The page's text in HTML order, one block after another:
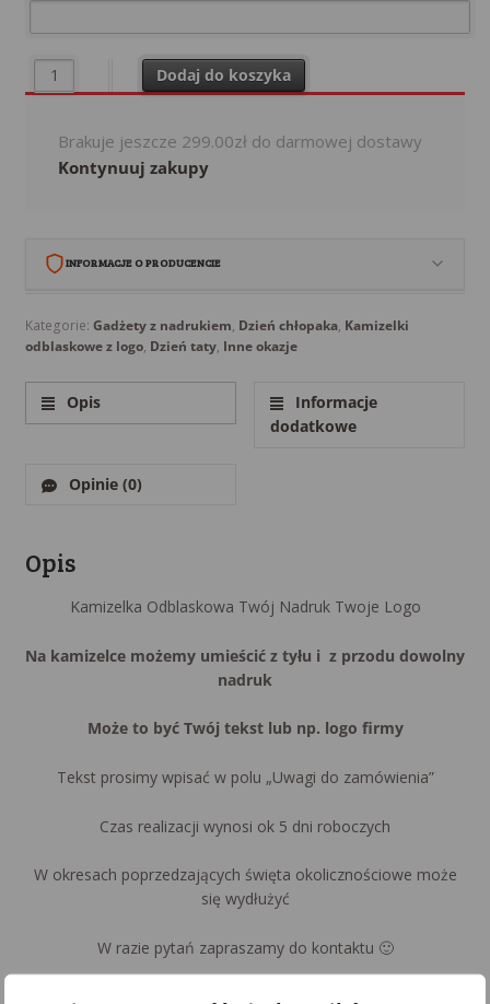
ilość Kamizelka Odblaskowa Twój Nadruk Twoje Logo
Dodaj do koszyka
Brakuje jeszcze 299.00złdo darmowej dostawy
Kontynuuj zakupy
INFORMACJE O PRODUCENCIE
Babi Kącik Aleksandra Babicz
Grubno 37A/6
Polska
512891808
Kategorie: Gadżety z nadrukiem, Dzień chłopaka, Kamizelki
odblaskowe z logo, Dzień taty, Inne okazje
Opis
Informacje
dodatkowe
Opinie (0)
Opis
Kamizelka Odblaskowa Twój Nadruk Twoje Logo
Na kamizelce możemy umieścić z tyłu i z przodu dowolny
nadruk
Może to być Twój tekst lub np. logo firmy
Tekst prosimy wpisać w polu „Uwagi do zamówienia”
Czas realizacji wynosi ok 5 dni roboczych
W okresach poprzedzających święta okolicznościowe może
się wydłużyć
W razie pytań zapraszamy do kontaktu 🙂